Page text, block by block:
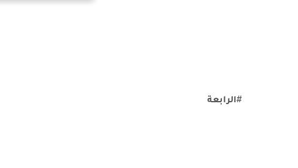
#الرابعة